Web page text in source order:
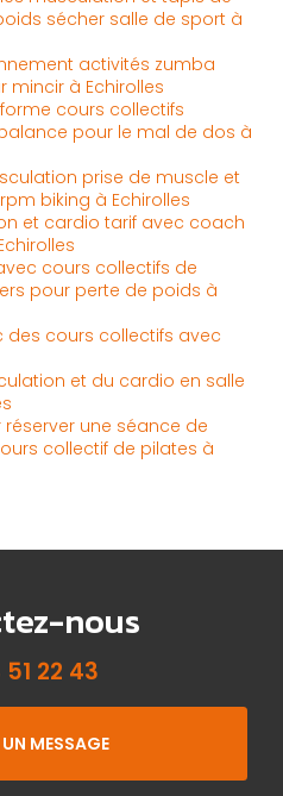
sécher salle de sport à
activités zumba
mincir à Echirolles
cours collectifs
pour le mal de dos à
prise de muscle et
biking à Echirolles
et cardio tarif avec coach
cours collectifs de
pour perte de poids à
des cours collectifs avec
et du cardio en salle
une séance de
collectif de pilates à
nous
22 43
MESSAGE